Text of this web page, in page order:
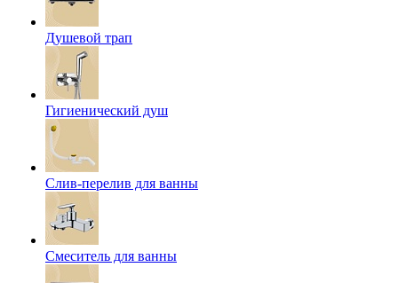
Душевой трап
Гигиенический душ
Слив-перелив для ванны
Смеситель для ванны